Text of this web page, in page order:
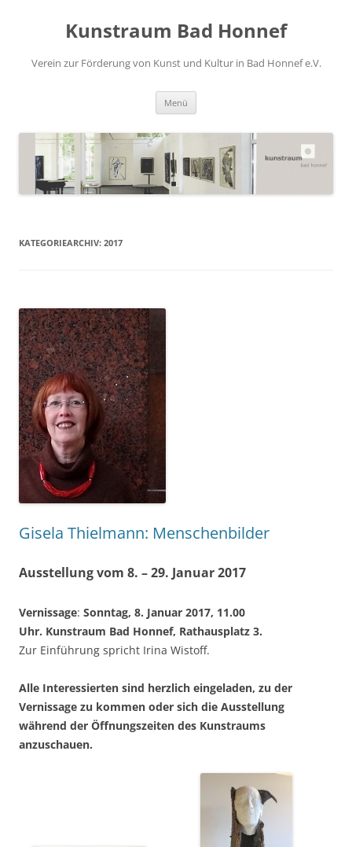
Kunstraum Bad Honnef
Verein zur Förderung von Kunst und Kultur in Bad Honnef e.V.
Menü
KATEGORIEARCHIV: 2017
Gisela Thielmann: Menschenbilder
Ausstellung vom 8. – 29. Januar 2017
Vernissage: Sonntag, 8. Januar 2017, 11.00
Uhr. Kunstraum Bad Honnef, Rathausplatz 3.
Zur Einführung spricht Irina Wistoff.
Alle Interessierten sind herzlich eingeladen, zu der
Vernissage zu kommen oder sich die Ausstellung
während der Öffnungszeiten des Kunstraums
anzuschauen.